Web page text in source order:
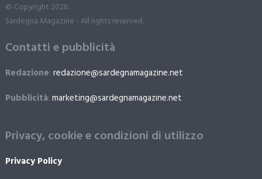
© Copyright 2026.
Sardegna Magazine - All rights reserved.
Contatti e pubblicità
Redazione: redazione@sardegnamagazine.net
Pubblicità: marketing@sardegnamagazine.net
Privacy, cookie e condizioni di utilizzo
Privacy Policy